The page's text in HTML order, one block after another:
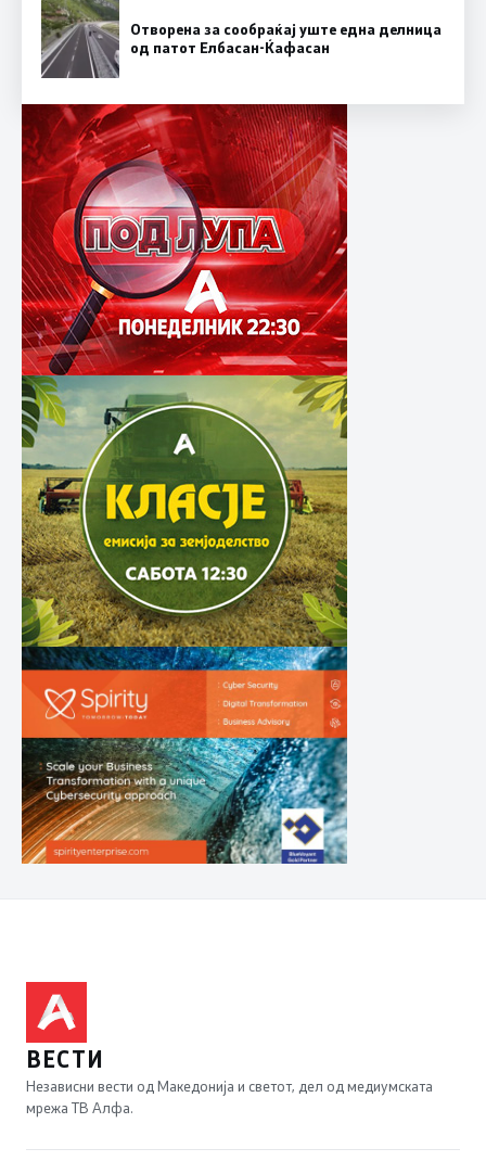
Отворена за сообраќај уште една делница
од патот Елбасан-Ќафасан
ВЕСТИ
Независни вести од Македонија и светот, дел од медиумската
мрежа ТВ Алфа.